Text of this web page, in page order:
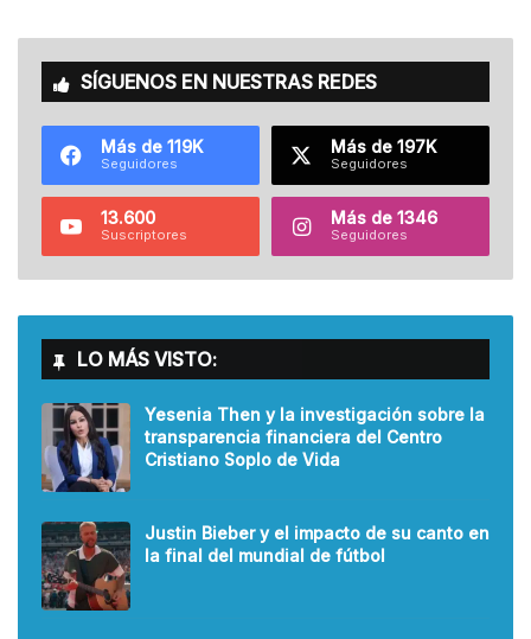
SÍGUENOS EN NUESTRAS REDES
Más de 119K
Seguidores
Más de 197K
Seguidores
13.600
Suscriptores
Más de 1346
Seguidores
LO MÁS VISTO:
Yesenia Then y la investigación sobre la
transparencia financiera del Centro
Cristiano Soplo de Vida
Justin Bieber y el impacto de su canto en
la final del mundial de fútbol